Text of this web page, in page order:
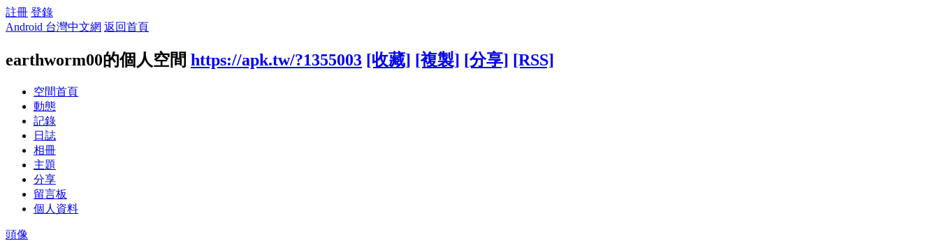
註冊 登錄
Android 台灣中文網 返回首頁
earthworm00的個人空間 https://apk.tw/?1355003 [收藏] [複製] [分享] [RSS]
空間首頁
動態
記錄
日誌
相冊
主題
分享
留言板
個人資料
頭像